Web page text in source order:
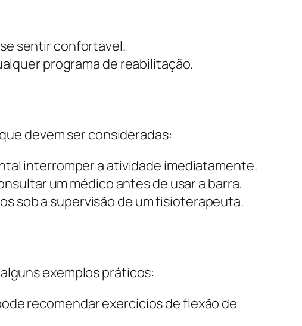
sentir confortável.
programa de reabilitação.
devem ser consideradas:
interromper a atividade imediatamente.
um médico antes de usar a barra.
sob a supervisão de um fisioterapeuta.
exemplos práticos:
recomendar exercícios de flexão de